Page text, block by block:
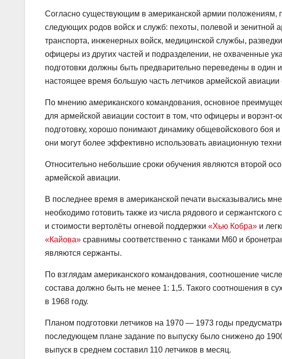
Согласно существующим в американской армии положениям,
следующих родов войск и служб: пехоты, полевой и зенитной
транспорта, инженерных войск, медицинской службы,
офицеры из других частей и подразделении, не охваченные
подготовки должны быть предварительно переведены в
настоящее время большую часть летчиков армейской авиации
По мнению американского командования, основное
для армейской авиации состоит в том, что офицеры и
подготовку, хорошо понимают динамику общевойскового боя
они могут более эффективно использовать авиационную
Относительно небольшие сроки обучения являются второй
армейской авиации.
В последнее время в американской печати высказывались
необходимо готовить также из числа рядового и
и стоимости вертолёты огневой поддержки «Хью Кобра» и
«Кайова» сравнимы соответственно с танками М60 и
являются сержанты.
По взглядам американского командования, соотношение
состава должно быть не менее 1: 1,5. Такого соотношения в
в 1968 году.
Планом подготовки летчиков на 1970 — 1973 годы
последующем плане задание по выпуску было снижено до
выпуск в среднем составил 110 летчиков в месяц.